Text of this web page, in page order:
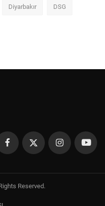
Diyarbakır DSG
Reserved.